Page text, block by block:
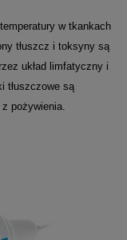
w tkankach
tłuszcz i toksyny są
układ limfatyczny i
tłuszczowe są
pożywienia.